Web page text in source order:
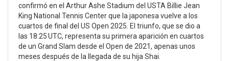
confirmó en el Arthur Ashe Stadium del USTA Billie Jean
King National Tennis Centerque la japonesa vuelve a los
cuartos de final del US Open 2025 . El triunfo, que se dio a
las 18:25 UTC, representa su primera aparición en cuartos
de un Grand Slam desde el Open de 2021, apenas unos
meses después de la llegada de su hija Shai.